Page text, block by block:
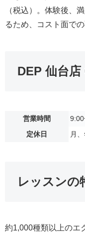
（税込）。体験後、
るため、コスト面で
DEP 仙台
営業時間
定休日
月
レッスンの
約1,000種類以上のエ